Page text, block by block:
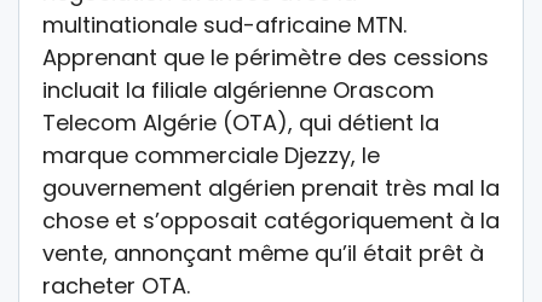
multinationale sud-africaine MTN.
Apprenant que le périmètre des cessions
incluait la filiale algérienne Orascom
Telecom Algérie (OTA), qui détient la
marque commerciale Djezzy, le
gouvernement algérien prenait très mal la
chose et s’opposait catégoriquement à la
vente, annonçant même qu’il était prêt à
racheter OTA.